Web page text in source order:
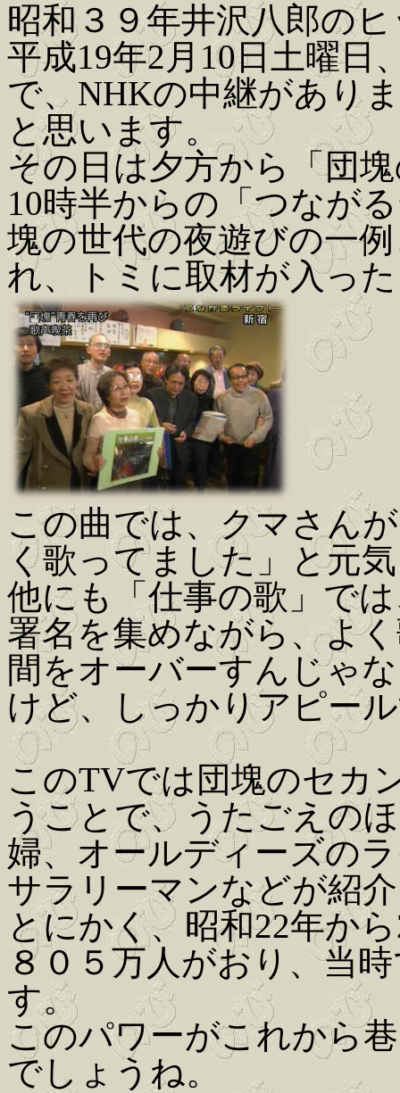
昭和３９年井沢八郎の
平成19年2月10日土曜日
で、NHKの中継があり
と思います。
その日は夕方から「団
10時半からの「つなが
塊の世代の夜遊びの一
れ、トミに取材が入っ
この曲では、クマさん
く歌ってました」と元
他にも「仕事の歌」で
署名を集めながら、よ
間をオーバーすんじゃ
けど、しっかりアピー
このTVでは団塊のセカ
うことで、うたごえの
婦、オールディーズの
サラリーマンなどが紹
とにかく、昭和22年か
８０５万人がおり、当
す。
このパワーがこれから
でしょうね。